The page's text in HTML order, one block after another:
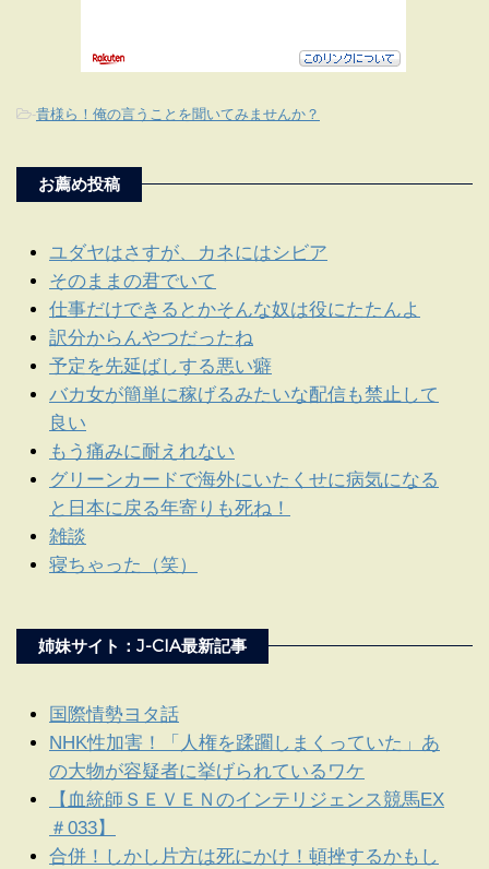
-貴様ら！俺の言うことを聞いてみませんか？
お薦め投稿
ユダヤはさすが、カネにはシビア
そのままの君でいて
仕事だけできるとかそんな奴は役にたたんよ
訳分からんやつだったね
予定を先延ばしする悪い癖
バカ女が簡単に稼げるみたいな配信も禁止して
良い
もう痛みに耐えれない
グリーンカードで海外にいたくせに病気になる
と日本に戻る年寄りも死ね！
雑談
寝ちゃった（笑）
姉妹サイト：J-CIA最新記事
国際情勢ヨタ話
NHK性加害！「人権を蹂躙しまくっていた」あ
の大物が容疑者に挙げられているワケ
【血統師ＳＥＶＥＮのインテリジェンス競馬EX
＃033】
合併！しかし片方は死にかけ！頓挫するかもし